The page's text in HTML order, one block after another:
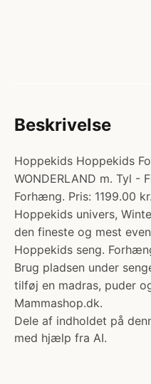
Beskrivelse
Hoppekids Hoppekids
WONDERLAND m. Tyl -
Forhæng. Pris: 1199.00
Hoppekids univers,
den fineste og mest
Hoppekids seng.
Brug pladsen under
tilføj en madras, puder
Mammashop.dk.
Dele af indholdet på
med hjælp fra AI.